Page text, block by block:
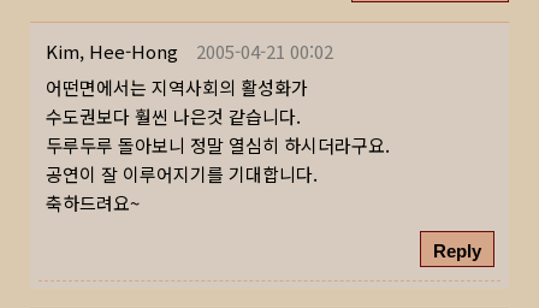
Kim, Hee-Hong
2005-04-21 00:02
어떤면에서는 지역사회의 활성화가
수도권보다 훨씬 나은것 같습니다.
두루두루 돌아보니 정말 열심히 하시더라구요.
공연이 잘 이루어지기를 기대합니다.
축하드려요~
Reply